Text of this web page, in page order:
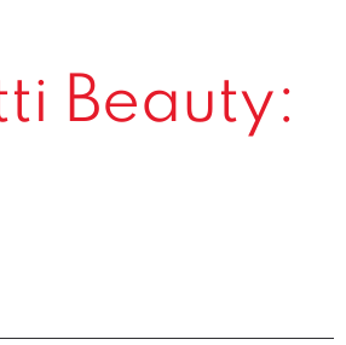
Beauty: